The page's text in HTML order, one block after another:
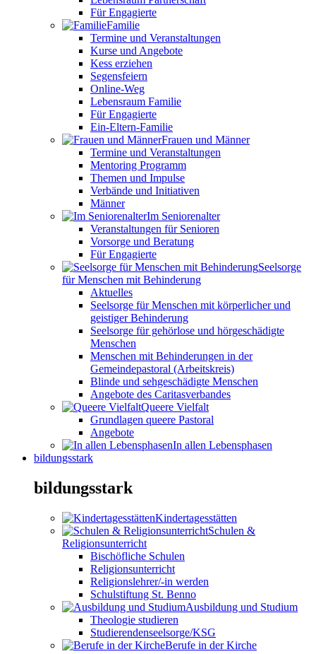
Für Engagierte
Familie
Termine und Veranstaltungen
Kurse und Angebote
Kess erziehen
Segensfeiern
Online-Weg
Lebensraum Familie
Für Engagierte
Ein-Eltern-Familie
Frauen und Männer
Termine und Veranstaltungen
Mentoring Programm
Themen und Impulse
Verbände und Initiativen
Männer
Im Seniorenalter
Veranstaltungen für Senioren
Vorsorge und Beratung
Für Engagierte
Seelsorge
für Menschen mit Behinderung
Aktuelles
Seelsorge für Menschen mit körperlicher und
geistiger Behinderung
Seelsorge für gehörlose und hörgeschädigte
Menschen
Menschen mit Behinderungen in der
Gemeindepastoral (Arbeitskreis)
Blinde und sehgeschädigte Menschen
Angebote des Caritasverbandes
Queere Vielfalt
Grundlagen queere Pastoral
Angebote
In allen Lebensphasen
bildungsstark
bildungsstark
Kindertagesstätten
Schulen &
Religionsunterricht
Bischöfliche Schulen
Religionsunterricht
Religionslehrer/-in werden
Schulstiftung St. Benno
Ausbildung und Studium
Theologie studieren
Studierendenseelsorge/KSG
Berufe in der Kirche